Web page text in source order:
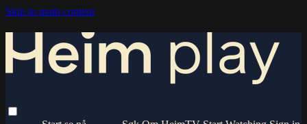
Skip to main content